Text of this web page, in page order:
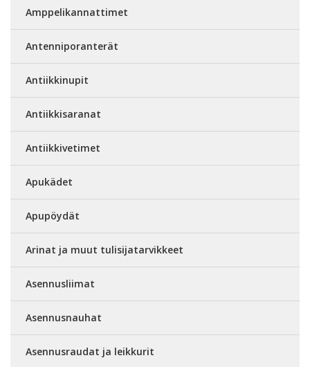
Amppelikannattimet
Antenniporanterät
Antiikkinupit
Antiikkisaranat
Antiikkivetimet
Apukädet
Apupöydät
Arinat ja muut tulisijatarvikkeet
Asennusliimat
Asennusnauhat
Asennusraudat ja leikkurit